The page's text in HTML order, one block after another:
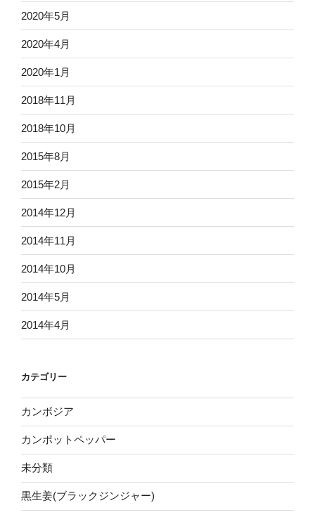
2020年5月
2020年4月
2020年1月
2018年11月
2018年10月
2015年8月
2015年2月
2014年12月
2014年11月
2014年10月
2014年5月
2014年4月
カテゴリー
カンボジア
カンポットペッパー
未分類
黒生姜(ブラックジンジャー)